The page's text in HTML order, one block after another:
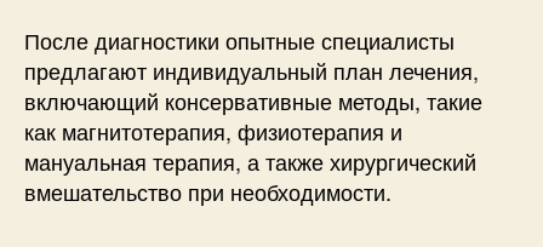
После диагностики опытные специалисты
предлагают индивидуальный план лечения,
включающий консервативные методы, такие
как магнитотерапия, физиотерапия и
мануальная терапия, а также хирургический
вмешательство при необходимости.